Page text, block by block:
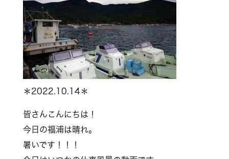
＊2022.10.14＊
皆さんこんにちは！
今日の福浦は晴れ。
暑いです！！！